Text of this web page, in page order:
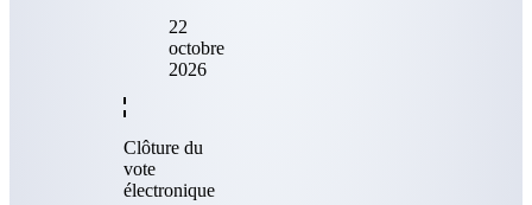
22
octobre
2026
Clôture du
vote
électronique